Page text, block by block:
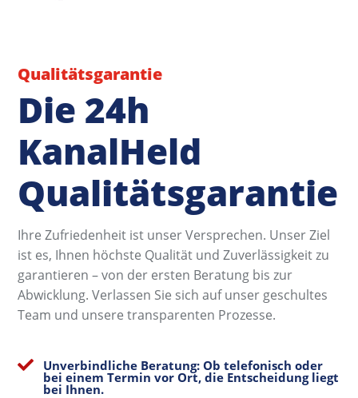
Qualitätsgarantie
Die 24h
KanalHeld
Qualitätsgarantie
Ihre Zufriedenheit ist unser Versprechen. Unser Ziel
ist es, Ihnen höchste Qualität und Zuverlässigkeit zu
garantieren – von der ersten Beratung bis zur
Abwicklung. Verlassen Sie sich auf unser geschultes
Team und unsere transparenten Prozesse.
 Unverbindliche Beratung: Ob telefonisch oder
bei einem Termin vor Ort, die Entscheidung liegt
bei Ihnen.